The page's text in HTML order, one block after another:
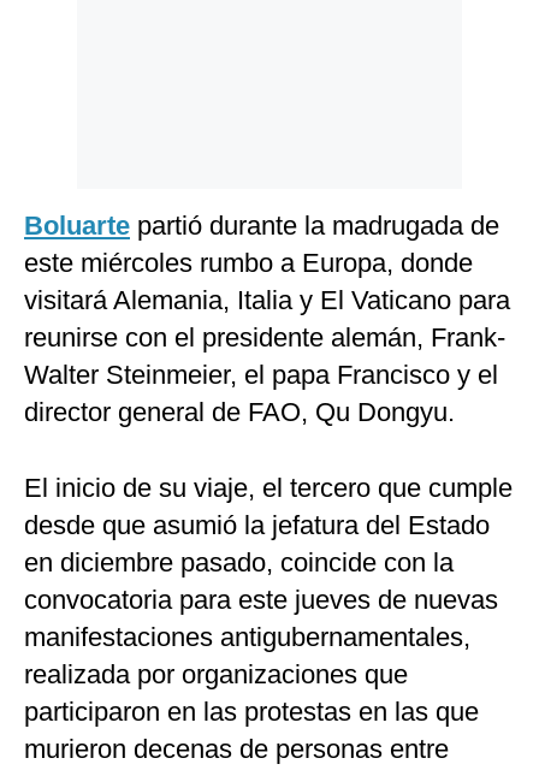
Boluarte partió durante la madrugada de
este miércoles rumbo a Europa, donde
visitará Alemania, Italia y El Vaticano para
reunirse con el presidente alemán, Frank-
Walter Steinmeier, el papa Francisco y el
director general de FAO, Qu Dongyu.
El inicio de su viaje, el tercero que cumple
desde que asumió la jefatura del Estado
en diciembre pasado, coincide con la
convocatoria para este jueves de nuevas
manifestaciones antigubernamentales,
realizada por organizaciones que
participaron en las protestas en las que
murieron decenas de personas entre